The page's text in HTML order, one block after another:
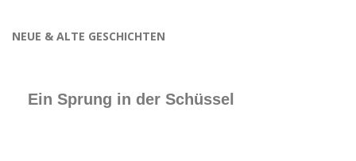
NEUE & ALTE GESCHICHTEN
Ein Sprung in der Schüssel